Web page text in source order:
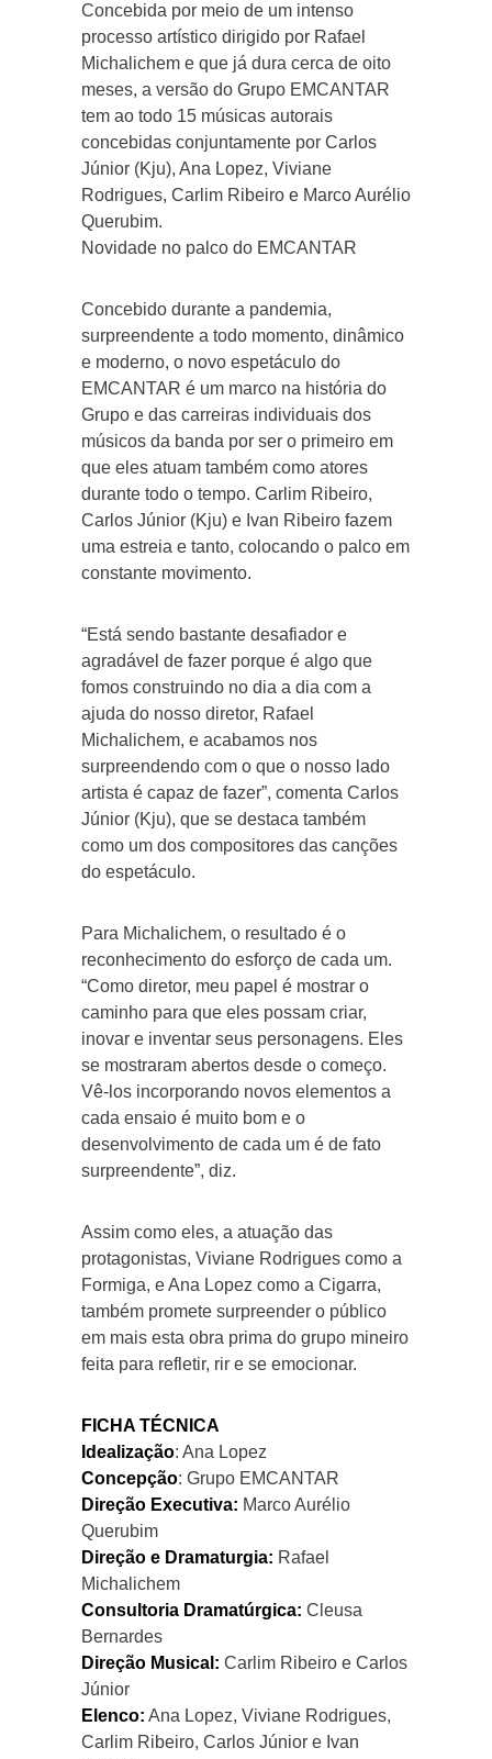
Concebida por meio de um intenso
processo artístico dirigido por Rafael
Michalichem e que já dura cerca de oito
meses, a versão do Grupo EMCANTAR
tem ao todo 15 músicas autorais
concebidas conjuntamente por Carlos
Júnior (Kju), Ana Lopez, Viviane
Rodrigues, Carlim Ribeiro e Marco Aurélio
Querubim.
Novidade no palco do EMCANTAR
Concebido durante a pandemia,
surpreendente a todo momento, dinâmico
e moderno, o novo espetáculo do
EMCANTAR é um marco na história do
Grupo e das carreiras individuais dos
músicos da banda por ser o primeiro em
que eles atuam também como atores
durante todo o tempo. Carlim Ribeiro,
Carlos Júnior (Kju) e Ivan Ribeiro fazem
uma estreia e tanto, colocando o palco em
constante movimento.
“Está sendo bastante desafiador e
agradável de fazer porque é algo que
fomos construindo no dia a dia com a
ajuda do nosso diretor, Rafael
Michalichem, e acabamos nos
surpreendendo com o que o nosso lado
artista é capaz de fazer”, comenta Carlos
Júnior (Kju), que se destaca também
como um dos compositores das canções
do espetáculo.
Para Michalichem, o resultado é o
reconhecimento do esforço de cada um.
“Como diretor, meu papel é mostrar o
caminho para que eles possam criar,
inovar e inventar seus personagens. Eles
se mostraram abertos desde o começo.
Vê-los incorporando novos elementos a
cada ensaio é muito bom e o
desenvolvimento de cada um é de fato
surpreendente”, diz.
Assim como eles, a atuação das
protagonistas, Viviane Rodrigues como a
Formiga, e Ana Lopez como a Cigarra,
também promete surpreender o público
em mais esta obra prima do grupo mineiro
feita para refletir, rir e se emocionar.
FICHA TÉCNICA
Idealização: Ana Lopez
Concepção: Grupo EMCANTAR
Direção Executiva: Marco Aurélio
Querubim
Direção e Dramaturgia: Rafael
Michalichem
Consultoria Dramatúrgica: Cleusa
Bernardes
Direção Musical: Carlim Ribeiro e Carlos
Júnior
Elenco: Ana Lopez, Viviane Rodrigues,
Carlim Ribeiro, Carlos Júnior e Ivan